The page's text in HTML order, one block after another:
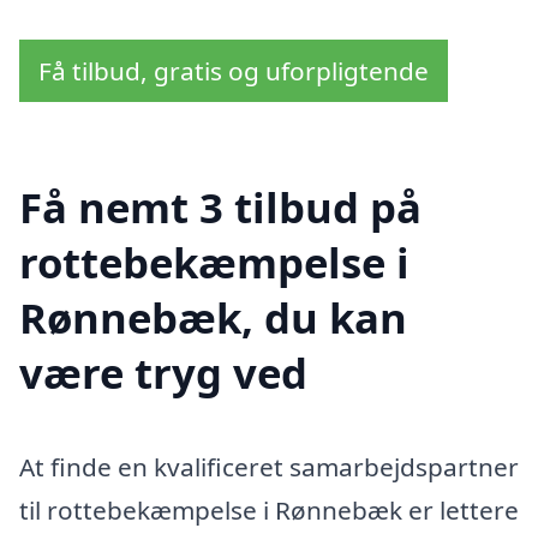
Få tilbud, gratis og uforpligtende
Få nemt 3 tilbud på
rottebekæmpelse i
Rønnebæk, du kan
være tryg ved
At finde en kvalificeret samarbejdspartner
til rottebekæmpelse i Rønnebæk er lettere